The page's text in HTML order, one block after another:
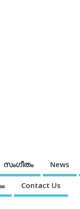
സംഗീതം News
Contact Us